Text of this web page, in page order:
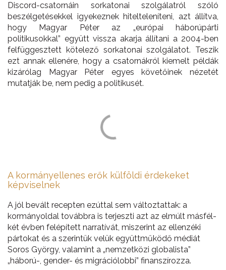
Discord-csatornáin sorkatonai szolgálatról szóló
beszélgetésekkel igyekeznek hitelteleníteni, azt állítva,
hogy Magyar Péter az „európai háborúpárti
politikusokkal” együtt vissza akarja állítani a 2004-ben
felfüggesztett kötelező sorkatonai szolgálatot. Teszik
ezt annak ellenére, hogy a csatornákról kiemelt példák
kizárólag Magyar Péter egyes követőinek nézetét
mutatják be, nem pedig a politikusét.
A kormányellenes erők külföldi érdekeket
képviselnek
A jól bevált recepten ezúttal sem változtattak: a
kormányoldal továbbra is terjeszti azt az elmúlt másfél-
két évben felépített narratívát, miszerint az ellenzéki
pártokat és a szerintük velük együttműködő médiát
Soros György, valamint a „nemzetközi globalista”
„háború-, gender- és migrációlobbi” finanszírozza.